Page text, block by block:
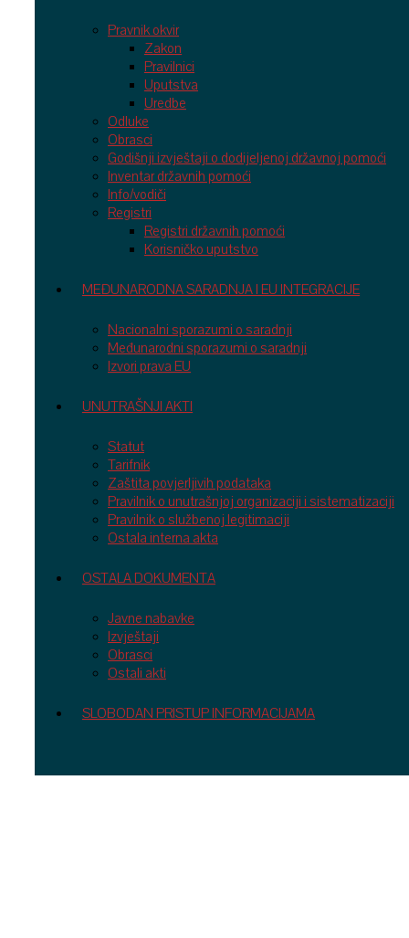
Pravnik okvir
Zakon
Pravilnici
Uputstva
Uredbe
Odluke
Obrasci
Godišnji izvještaji o dodijeljenoj državnoj pomoći
Inventar državnih pomoći
Info/vodiči
Registri
Registri državnih pomoći
Korisničko uputstvo
MEĐUNARODNA SARADNJA I EU INTEGRACIJE
Nacionalni sporazumi o saradnji
Međunarodni sporazumi o saradnji
Izvori prava EU
UNUTRAŠNJI AKTI
Statut
Tarifnik
Zaštita povjerljivih podataka
Pravilnik o unutrašnjoj organizaciji i sistematizaciji
Pravilnik o službenoj legitimaciji
Ostala interna akta
OSTALA DOKUMENTA
Javne nabavke
Izvještaji
Obrasci
Ostali akti
SLOBODAN PRISTUP INFORMACIJAMA